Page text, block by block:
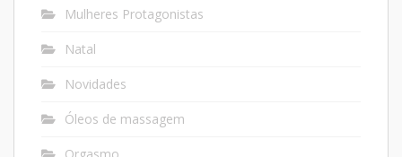
Mulheres Protagonistas
Natal
Novidades
Óleos de massagem